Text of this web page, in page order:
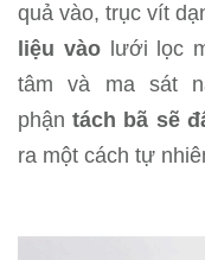
quả vào, trục vít
liệu vàolưới lọc
tâm và ma sát
phậntách bã sẽ
ra một cách tự